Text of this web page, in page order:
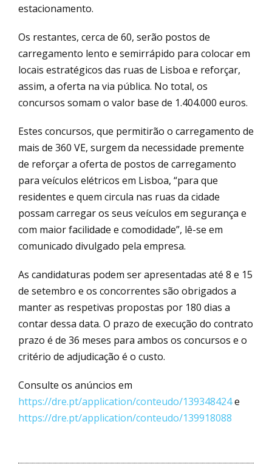
estacionamento.
Os restantes, cerca de 60, serão postos de
carregamento lento e semirrápido para colocar em
locais estratégicos das ruas de Lisboa e reforçar,
assim, a oferta na via pública. No total, os
concursos somam o valor base de 1.404.000 euros.
Estes concursos, que permitirão o carregamento de
mais de 360 VE, surgem da necessidade premente
de reforçar a oferta de postos de carregamento
para veículos elétricos em Lisboa, “para que
residentes e quem circula nas ruas da cidade
possam carregar os seus veículos em segurança e
com maior facilidade e comodidade”, lê-se em
comunicado divulgado pela empresa.
As candidaturas podem ser apresentadas até 8 e 15
de setembro e os concorrentes são obrigados a
manter as respetivas propostas por 180 dias a
contar dessa data. O prazo de execução do contrato
prazo é de 36 meses para ambos os concursos e o
critério de adjudicação é o custo.
Consulte os anúncios em
https://dre.pt/application/conteudo/139348424e
https://dre.pt/application/conteudo/139918088